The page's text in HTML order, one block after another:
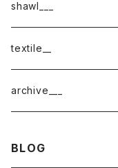
shawl___
cotton
border
cotton × wool
textile__
織物
archive___
BLOG